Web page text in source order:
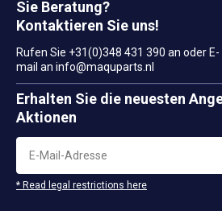
Sie Beratung?
Kontaktieren Sie uns!
Rufen Sie +31(0)348 431 390 an oder E-
mail an info@maquparts.nl
Erhalten Sie die neuesten
Aktionen
* Read legal restrictions here